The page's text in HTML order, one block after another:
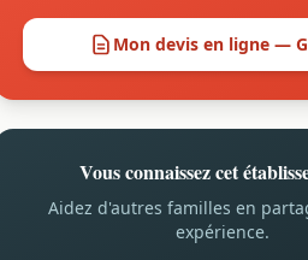
Mon devis en ligne —
Vous connaissez cet
Aidez d'autres familles en
expérience.